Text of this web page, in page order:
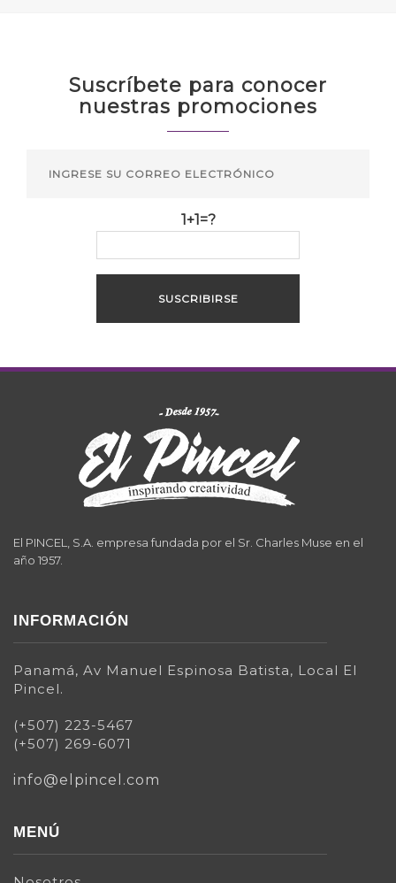
Suscríbete para conocer
nuestras promociones
1+1=?
El PINCEL, S.A. empresa fundada por el Sr. Charles Muse en el
año 1957.
INFORMACIÓN
Panamá, Av Manuel Espinosa Batista, Local El
Pincel.
(+507) 223-5467
(+507) 269-6071
info@elpincel.com
MENÚ